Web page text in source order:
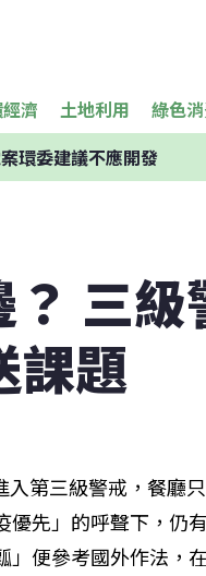
濟 土地利用 綠色
環委建議不應開發
三級
課題
入第三級警戒，餐廳
先」的呼聲下，仍
便參考國外作法，